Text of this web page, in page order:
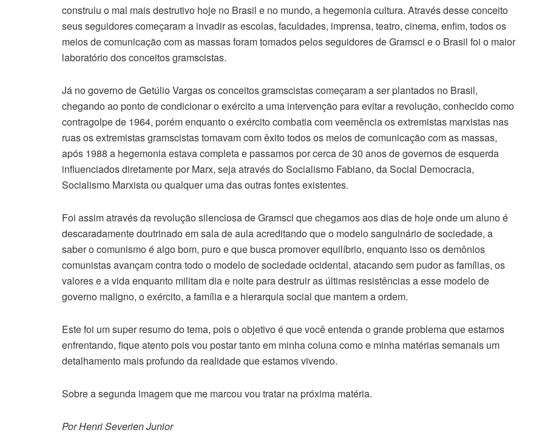
construiu o mal mais destrutivo hoje no Brasil e no mundo, a hegemonia cultura. Através desse conceito
seus seguidores começaram a invadir as escolas, faculdades, imprensa, teatro, cinema, enfim, todos os
meios de comunicação com as massas foram tomados pelos seguidores de Gramsci e o Brasil foi o maior
laboratório dos conceitos gramscistas.
Já no governo de Getúlio Vargas os conceitos gramscistas começaram a ser plantados no Brasil,
chegando ao ponto de condicionar o exército a uma intervenção para evitar a revolução, conhecido como
contragolpe de 1964, porém enquanto o exército combatia com veemência os extremistas marxistas nas
ruas os extremistas gramscistas tomavam com êxito todos os meios de comunicação com as massas,
após 1988 a hegemonia estava completa e passamos por cerca de 30 anos de governos de esquerda
influenciados diretamente por Marx, seja através do Socialismo Fabiano, da Social Democracia,
Socialismo Marxista ou qualquer uma das outras fontes existentes.
Foi assim através da revolução silenciosa de Gramsci que chegamos aos dias de hoje onde um aluno é
descaradamente doutrinado em sala de aula acreditando que o modelo sanguinário de sociedade, a
saber o comunismo é algo bom, puro e que busca promover equilíbrio, enquanto isso os demônios
comunistas avançam contra todo o modelo de sociedade ocidental, atacando sem pudor as famílias, os
valores e a vida enquanto militam dia e noite para destruir as últimas resistências a esse modelo de
governo maligno, o exército, a família e a hierarquia social que mantem a ordem.
Este foi um super resumo do tema, pois o objetivo é que você entenda o grande problema que estamos
enfrentando, fique atento pois vou postar tanto em minha coluna como e minha matérias semanais um
detalhamento mais profundo da realidade que estamos vivendo.
Sobre a segunda imagem que me marcou vou tratar na próxima matéria.
Por Henri Severien Junior